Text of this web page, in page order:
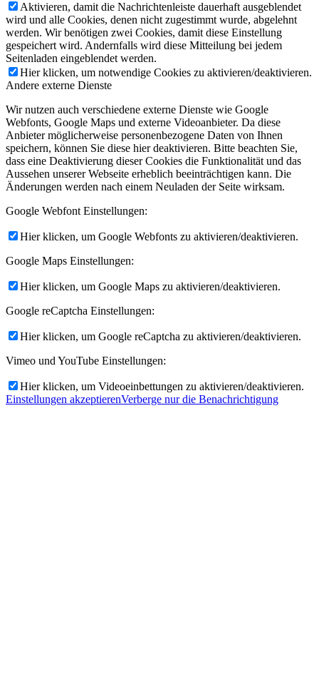
Aktivieren, damit die Nachrichtenleiste dauerhaft ausgeblendet
wird und alle Cookies, denen nicht zugestimmt wurde, abgelehnt
werden. Wir benötigen zwei Cookies, damit diese Einstellung
gespeichert wird. Andernfalls wird diese Mitteilung bei jedem
Seitenladen eingeblendet werden.
Hier klicken, um notwendige Cookies zu aktivieren/deaktivieren.
Andere externe Dienste
Wir nutzen auch verschiedene externe Dienste wie Google
Webfonts, Google Maps und externe Videoanbieter. Da diese
Anbieter möglicherweise personenbezogene Daten von Ihnen
speichern, können Sie diese hier deaktivieren. Bitte beachten Sie,
dass eine Deaktivierung dieser Cookies die Funktionalität und das
Aussehen unserer Webseite erheblich beeinträchtigen kann. Die
Änderungen werden nach einem Neuladen der Seite wirksam.
Google Webfont Einstellungen:
Hier klicken, um Google Webfonts zu aktivieren/deaktivieren.
Google Maps Einstellungen:
Hier klicken, um Google Maps zu aktivieren/deaktivieren.
Google reCaptcha Einstellungen:
Hier klicken, um Google reCaptcha zu aktivieren/deaktivieren.
Vimeo und YouTube Einstellungen:
Hier klicken, um Videoeinbettungen zu aktivieren/deaktivieren.
Einstellungen akzeptierenVerberge nur die Benachrichtigung